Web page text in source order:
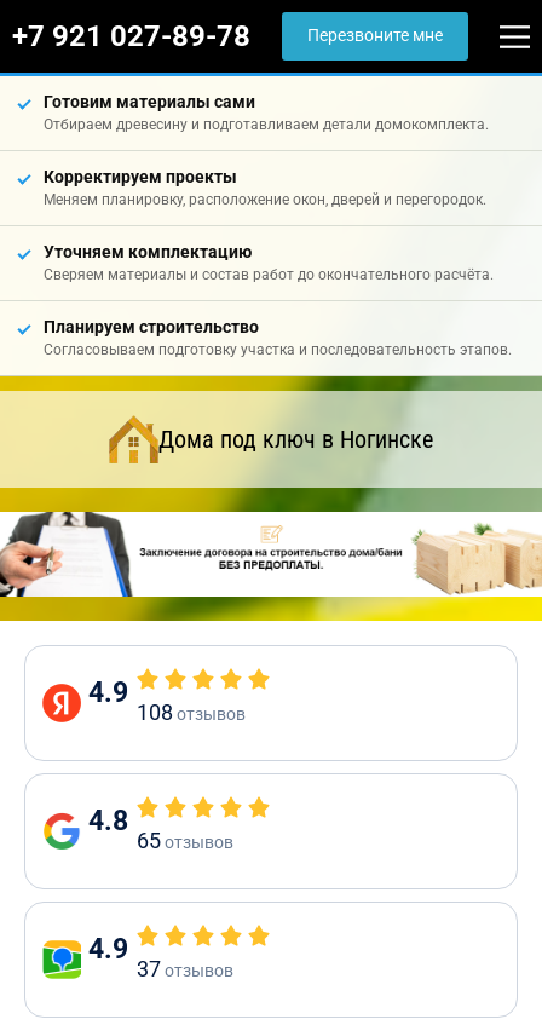
+7 921 027-89-78 Перезвоните мне
Готовим материалы сами
Отбираем древесину и подготавливаем детали домокомплекта.
Корректируем проекты
Меняем планировку, расположение окон, дверей и перегородок.
Уточняем комплектацию
Сверяем материалы и состав работ до окончательного расчёта.
Планируем строительство
Согласовываем подготовку участка и последовательность этапов.
Дома под ключ в Ногинске
4.9
108 отзывов
4.8
65отзывов
4.9
37отзывов